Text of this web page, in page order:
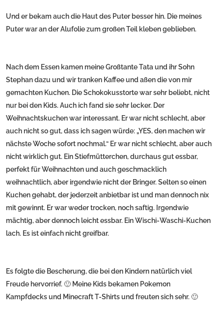
Und er bekam auch die Haut des Puter besser hin. Die meines
Puter war an der Alufolie zum großen Teil kleben geblieben.
Nach dem Essen kamen meine Großtante Tata und ihr Sohn
Stephan dazu und wir tranken Kaffee und aßen die von mir
gemachten Kuchen. Die Schokokusstorte war sehr beliebt, nicht
nur bei den Kids. Auch ich fand sie sehr lecker. Der
Weihnachtskuchen war interessant. Er war nicht schlecht, aber
auch nicht so gut, dass ich sagen würde: „YES, den machen wir
nächste Woche sofort nochmal.“ Er war nicht schlecht, aber auch
nicht wirklich gut. Ein Stiefmütterchen, durchaus gut essbar,
perfekt für Weihnachten und auch geschmacklich
weihnachtlich, aber irgendwie nicht der Bringer. Selten so einen
Kuchen gehabt, der jederzeit anbietbar ist und man dennoch nix
mit gewinnt. Er war weder trocken, noch saftig. Irgendwie
mächtig, aber dennoch leicht essbar. Ein Wischi-Waschi-Kuchen
lach. Es ist einfach nicht greifbar.
Es folgte die Bescherung, die bei den Kindern natürlich viel
Freude hervorrief. 🙂 Meine Kids bekamen Pokemon
Kampfdecks und Minecraft T-Shirts und freuten sich sehr. 🙂